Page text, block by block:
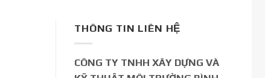
THÔNG TIN LIÊN HỆ
CÔNG TY TNHH XÂY DỰNG VÀ